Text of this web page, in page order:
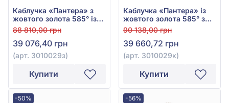
Каблучка «Пантера» з
жовтого золота 585° із
зеленим фіанітом/
куб.цирконієм, чорною
емаллю, арт. 3010029з
88 810,00 грн
39 076,40 грн
(арт. 3010029з)
Купити
Каблучка «Пантера» із
жовтого золота 585° з
червоним фіанітом/
куб.цирконієм, чорною
емаллю, арт. 3010029к
90 138,00 грн
39 660,72 грн
(арт. 3010029к)
Купити
-50% -56%